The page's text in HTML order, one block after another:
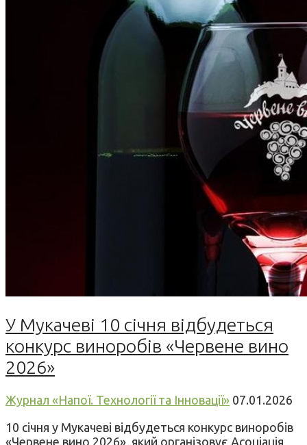
У Мукачеві 10 січня відбудеться
конкурс виноробів «Червене вино
2026»
Журнал «Напої. Технології та Інновації» 07.01.2026
10 січня у Мукачеві відбудеться конкурс виноробів
«Червене вино 2026», який організовує Асоціація